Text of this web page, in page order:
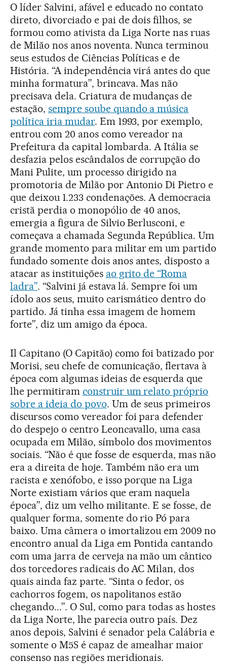
O líder Salvini, afável e educado no contato
direto, divorciado e pai de dois filhos, se
formou como ativista da Liga Norte nas ruas
de Milão nos anos noventa. Nunca terminou
seus estudos de Ciências Políticas e de
História. “A independência virá antes do que
minha formatura”, brincava. Mas não
precisava dela. Criatura de mudanças de
estação, sempre soube quando a música
política iria mudar. Em 1993, por exemplo,
entrou com 20 anos como vereador na
Prefeitura da capital lombarda. A Itália se
desfazia pelos escândalos de corrupção do
Mani Pulite, um processo dirigido na
promotoria de Milão por Antonio Di Pietro e
que deixou 1.233 condenações. A democracia
cristã perdia o monopólio de 40 anos,
emergia a figura de Silvio Berlusconi, e
começava a chamada Segunda República. Um
grande momento para militar em um partido
fundado somente dois anos antes, disposto a
atacar as instituições ao grito de “Roma
ladra”. “Salvini já estava lá. Sempre foi um
ídolo aos seus, muito carismático dentro do
partido. Já tinha essa imagem de homem
forte”, diz um amigo da época.
Il Capitano (O Capitão) como foi batizado por
Morisi, seu chefe de comunicação, flertava à
época com algumas ideias de esquerda que
lhe permitiram construir um relato próprio
sobre a ideia do povo. Um de seus primeiros
discursos como vereador foi para defender
do despejo o centro Leoncavallo, uma casa
ocupada em Milão, símbolo dos movimentos
sociais. “Não é que fosse de esquerda, mas não
era a direita de hoje. Também não era um
racista e xenófobo, e isso porque na Liga
Norte existiam vários que eram naquela
época”, diz um velho militante. E se fosse, de
qualquer forma, somente do rio Pó para
baixo. Uma câmera o imortalizou em 2009 no
encontro anual da Liga em Pontida cantando
com uma jarra de cerveja na mão um cântico
dos torcedores radicais do AC Milan, dos
quais ainda faz parte. “Sinta o fedor, os
cachorros fogem, os napolitanos estão
chegando...”. O Sul, como para todas as hostes
da Liga Norte, lhe parecia outro país. Dez
anos depois, Salvini é senador pela Calábria e
somente o M5S é capaz de amealhar maior
consenso nas regiões meridionais.